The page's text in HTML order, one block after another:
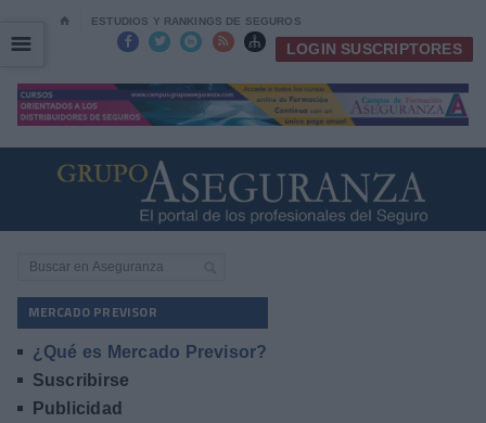
⌂ ESTUDIOS Y RANKINGS DE SEGUROS
     LOGIN SUSCRIPTORES
☰
☰
MERCADO PREVISOR
¿Qué es Mercado Previsor?
Suscribirse
Publicidad